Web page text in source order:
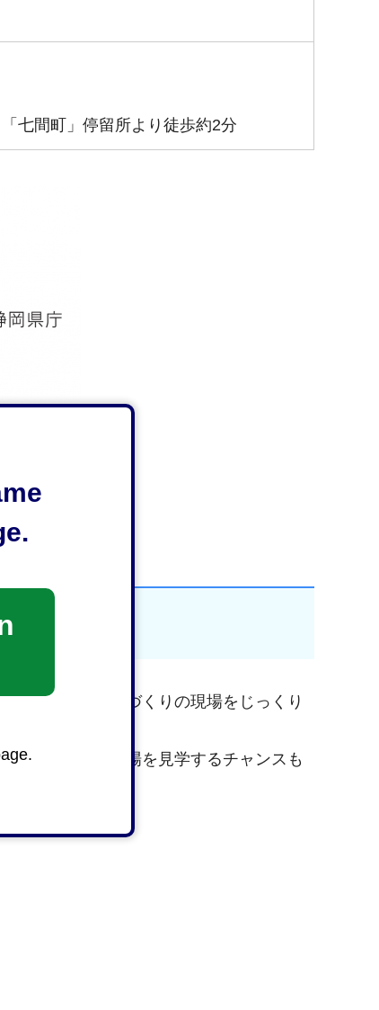
七間町」停留所より徒歩約2分
点を当て、ものづくりの現場をじっくり
、気になる工場を見学するチャンスも